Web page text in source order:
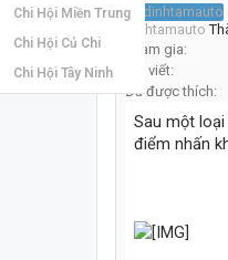
Chi Hội Miền Trung
Chi Hội Củ Chi
Chi Hội Tây Ninh
dinhtamauto
Tham gia:
Bài viết:
Đã được thích:
Sau một
điểm nhấn